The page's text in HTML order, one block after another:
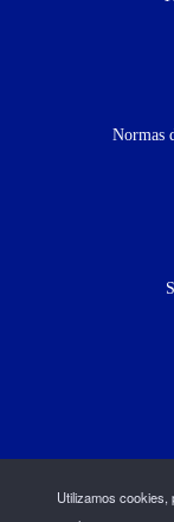
Utilizamos
Normas